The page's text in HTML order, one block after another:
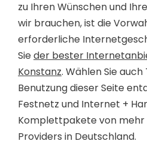
zu Ihren Wünschen und
wir brauchen, ist die
erforderliche
Sieder bester
Konstanz. Wählen Sie
Benutzung dieser Seite
Festnetz und Internet +
Komplettpakete von mehr
Providers in Deutschland.